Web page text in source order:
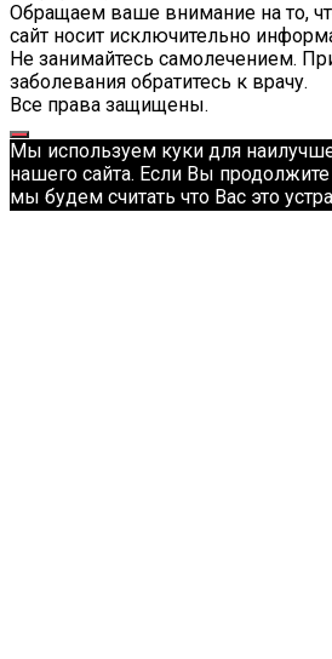
Обращаем ваше внимание на то,
сайт носит исключительно
Не занимайтесь самолечением.
заболевания обратитесь к врачу.
Все права защищены.
Мы используем куки для
нашего сайта. Если Вы продолжите
мы будем считать что Вас это